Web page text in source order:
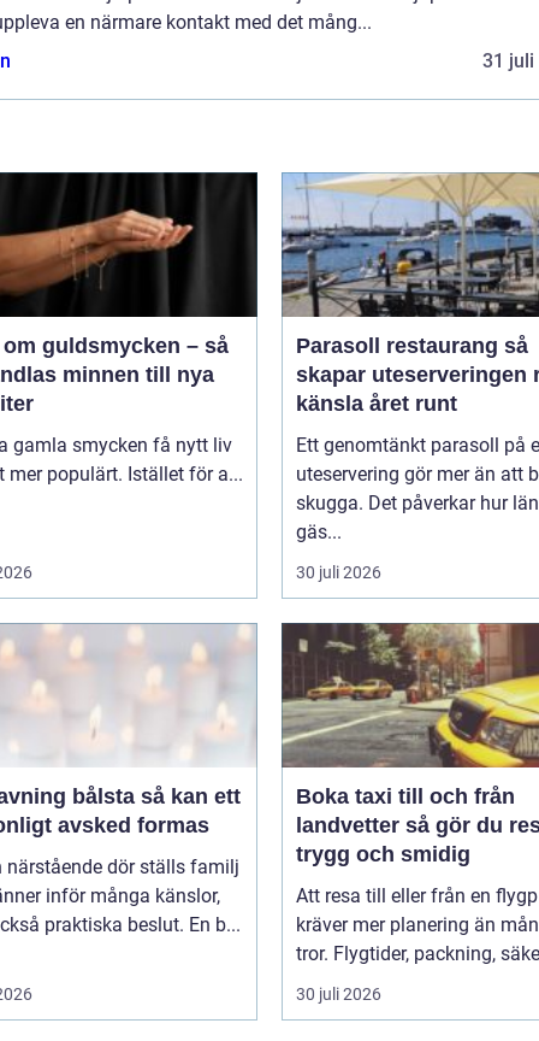
en närmare kontakt med det mång...
31 juli
guldsmycken – så
minnen till nya
gamla smycken få nytt liv
mer populärt. Istället för a...
Parasoll restaurang så
skapar uteserveringen
känsla året runt
Ett genomtänkt parasoll på
uteservering gör mer än att
skugga. Det påverkar hur
gäs...
30 juli 2026
bålsta så kan ett
avsked formas
närstående dör ställs familj
inför många känslor,
praktiska beslut. En b...
Boka taxi till och från
landvetter så gör du resan
trygg och smidig
Att resa till eller från en
kräver mer planering än
tror. Flygtider, packning,
30 juli 2026